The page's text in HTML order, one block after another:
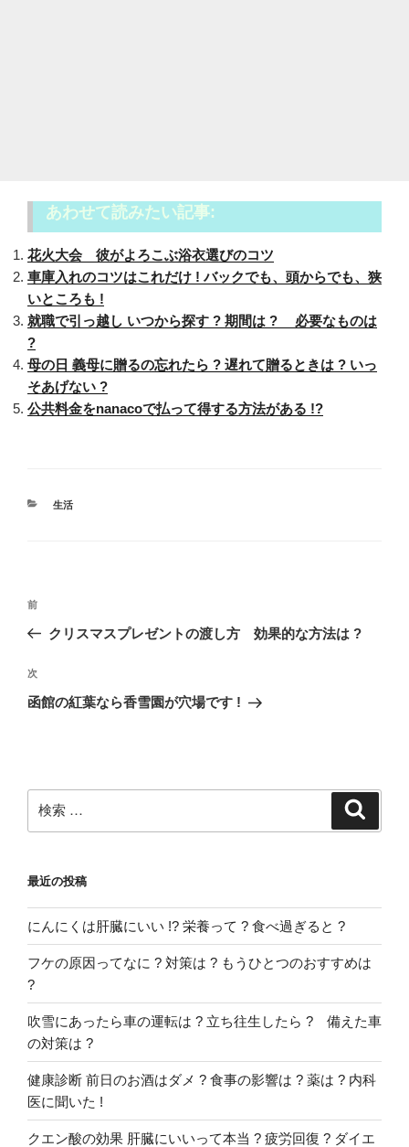
あわせて読みたい記事:
花火大会 彼がよろこぶ浴衣選びのコツ
車庫入れのコツはこれだけ ! バックでも、頭からでも、狭
いところも !
就職で引っ越し いつから探す ? 期間は ? 必要なものは
?
母の日 義母に贈るの忘れたら ? 遅れて贈るときは ? いっ
そあげない ?
公共料金をnanacoで払って得する方法がある !?
カ
生活
投
ビ
ゲ
ン
過
去
投
稿
前
クリスマスプレゼントの渡し方 効果的な方法は ?
次
の
次
函館の紅葉なら香雪園が穴場です !
検
索:
最近の投稿
にんにくは肝臓にいい !? 栄養って ? 食べ過ぎると ?
フケの原因ってなに ? 対策は ? もうひとつのおすすめは
?
吹雪にあったら車の運転は ? 立ち往生したら ? 備えた車
の対策は ?
健康診断 前日のお酒はダメ ? 食事の影響は ? 薬は ? 内科
医に聞いた !
クエン酸の効果 肝臓にいいって本当 ? 疲労回復 ? ダイエ